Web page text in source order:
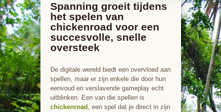
Spanning groeit tijdens
het spelen van
chickenroad voor een
succesvolle, snelle
oversteek
De digitale wereld biedt een overvloed aan
spellen, maar er zijn enkele die door hun
eenvoud en verslavende gameplay echt
uitblinken. Een van die spellen is
chickenroad , een spel dat je direct in zijn